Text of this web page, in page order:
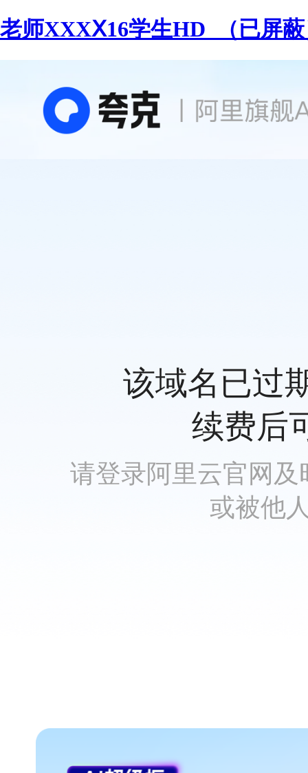
老师XXXⅩ16学生HD_（已屏